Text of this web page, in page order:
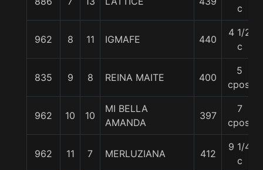
c
962 8 11 IGMAFE 440
4 1/2
c
835 9 8 REINA MAITE 400
5
cpos.
962 10 10
MI BELLA
AMANDA
397
7
cpos.
962 11 7 MERLUZIANA 412
9 1/4
c